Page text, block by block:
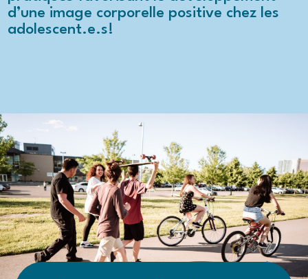
d’une image corporelle positive chez les
adolescent.e.s!